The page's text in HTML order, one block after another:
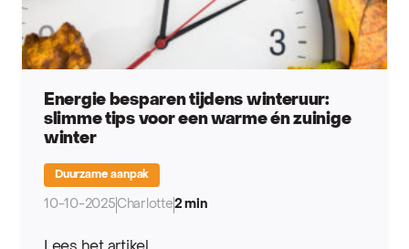
Energie besparen tijdens winteruur:
slimme tips voor een warme én zuinige
winter
Duurzame aanpak
10-10-2025Charlotte2 min